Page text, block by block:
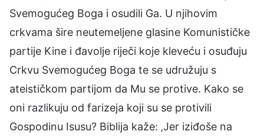
Svemogućeg Boga i osudili Ga. U njihovim
crkvama šire neutemeljene glasine Komunističke
partije Kine i đavolje riječi koje kleveću i osuđuju
Crkvu Svemogućeg Boga te se udružuju s
ateističkom partijom da Mu se protive. Kako se
oni razlikuju od farizeja koji su se protivili
Gospodinu Isusu? Biblija kaže: ‚Jer iziđoše na